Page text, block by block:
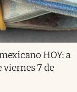
HOY: a
viernes 7 de